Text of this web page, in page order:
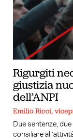
Rigurgiti
giustizia
dell’ANPI
Emilio Ricci,
Due sentenze,
consiliare